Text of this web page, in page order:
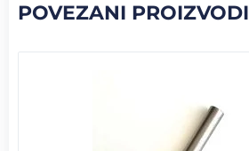
POVEZANI PROIZVODI